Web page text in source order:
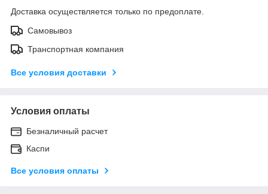
Доставка осуществляется только по предоплате.
Самовывоз
Транспортная компания
Все условия доставки
Условия оплаты
Безналичный расчет
Каспи
Все условия оплаты